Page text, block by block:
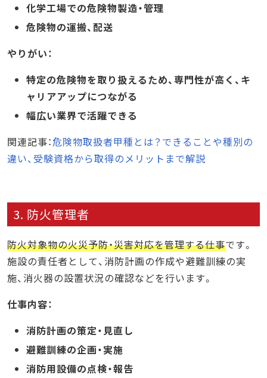
化学工場での危険物製造・管理
危険物の運搬、配送
やりがい：
特定の危険物を取り扱えるため、専門性が高く、キ
ャリアアップにつながる
幅広い業界で活躍できる
関連記事：危険物取扱者甲種とは？できることや種別の
違い、受験資格から取得のメリットまで解説
3. 防火管理者
防火対象物の火災予防・災害対応を管理する仕事です。
施設の責任者として、消防計画の作成や避難訓練の実
施、消火器の設置状況の確認などを行います。
仕事内容：
消防計画の策定・見直し
避難訓練の企画・実施
消防用設備の点検・報告